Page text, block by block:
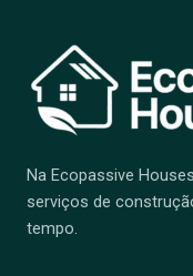
Na Ecopassive
serviços de
tempo.